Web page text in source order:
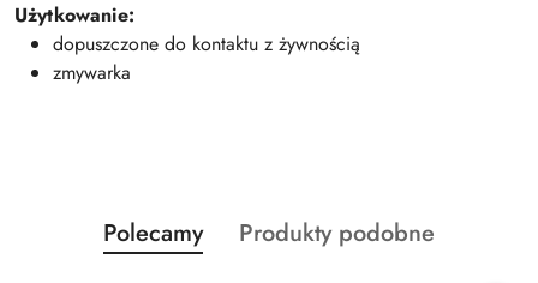
Użytkowanie:
dopuszczone do kontaktu z żywnością
zmywarka
Pomiń karuzelę produktów
Produkty
o
Polecamy
Produkty
Produkty podobne